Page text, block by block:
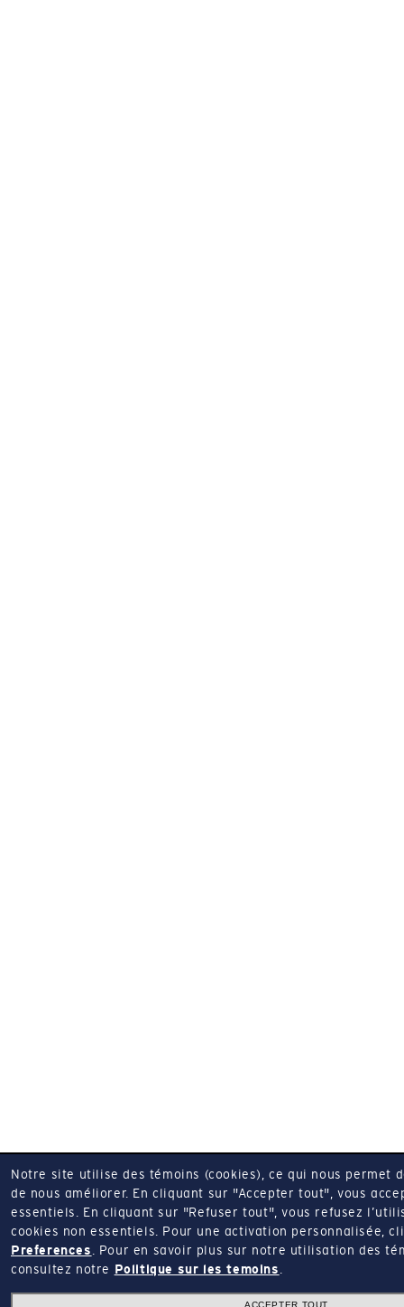
Notre site utilise des témoins (cookies), ce qui nous permet
de nous améliorer. En cliquant sur "Accepter tout", vous
essentiels.
En cliquant sur "Refuser tout", vous refusez
cookies non essentiels.
Pour une activation personnalisée,
Preferences
Pour en savoir plus sur notre utilisation des
consultez notre Politique sur les temoins
ACCEPTER TOUT